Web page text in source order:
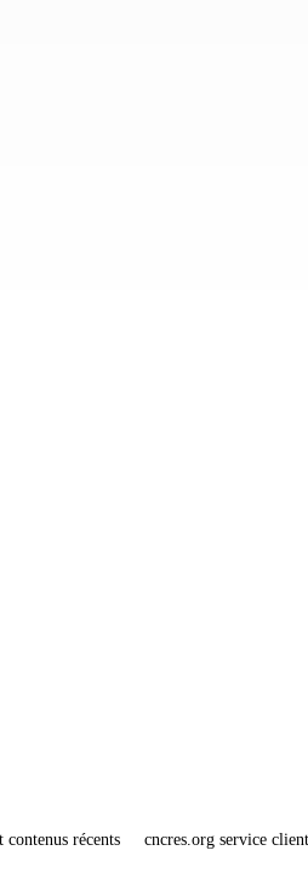
récents cncres.org service